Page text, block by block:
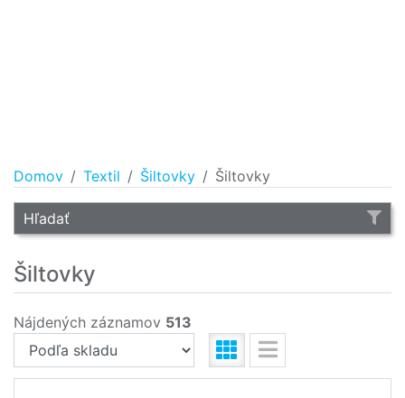
Domov Textil Šiltovky Šiltovky
Hľadať
Šiltovky
Nájdených záznamov 513